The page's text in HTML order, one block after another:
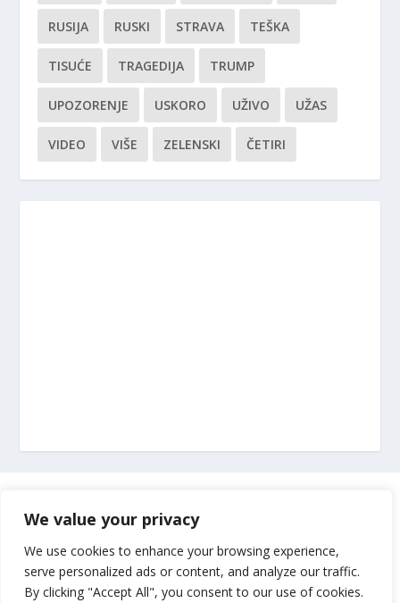
We value your privacy
We use cookies to enhance your browsing experience,
serve personalized ads or content, and analyze our traffic.
By clicking "Accept All", you consent to our use of cookies.
RUSIJA RUSKI STRAVA TEŠKA
TISUĆE TRAGEDIJA TRUMP
UPOZORENJE USKORO UŽIVO UŽAS
VIDEO VIŠE ZELENSKI ČETIRI
Impressum
Uvjeti korištenja